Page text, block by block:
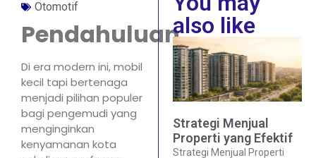
Otomotif
Pendahuluan
Di era modern ini, mobil
kecil tapi bertenaga
menjadi pilihan populer
bagi pengemudi yang
menginginkan
kenyamanan kota
also like
Strategi Menjual
Properti yang Efektif
Strategi Menjual Properti